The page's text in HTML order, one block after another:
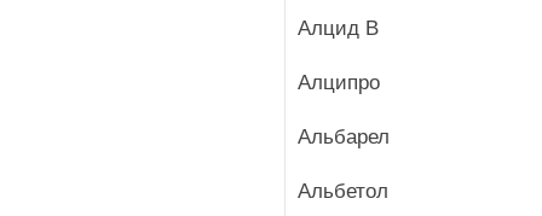
Алцид В
Алципро
Альбарел
Альбетол